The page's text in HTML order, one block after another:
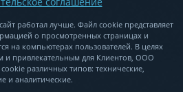
работал лучше. Файл cookie представляет
о просмотренных страницах и
на компьютерах пользователей. В целях
и привлекательным для Клиентов, ООО
различных типов: технические,
и аналитические.